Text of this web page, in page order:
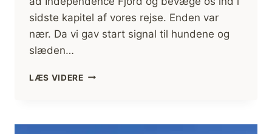
sidste kapitel af vores rejse. Enden var
nær. Da vi gav start signal til hundene og
slæden…
LÆS VIDEREVENDEVARDEN